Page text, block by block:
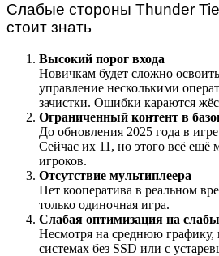
Слабые стороны Thunder
стоит знать
Высокий порог входа
Новичкам будет сложно
управление несколькими
зачистки. Ошибки караются
Ограниченный контент в
До обновления 2025 года в
Сейчас их 11, но этого всё ещё
игроков.
Отсутствие мультиплеера
Нет кооператива в реальном
только одиночная игра.
Слабая оптимизация на
Несмотря на среднюю графику,
системах без SSD или с